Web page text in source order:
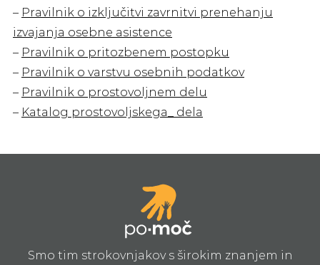
– Pravilnik o izključitvi zavrnitvi prenehanju
izvajanja osebne asistence
– Pravilnik o pritozbenem postopku
– Pravilnik o varstvu osebnih podatkov
– Pravilnik o prostovoljnem delu
– Katalog prostovoljskega_ dela
Smo tim strokovnjakov s širokim znanjem in